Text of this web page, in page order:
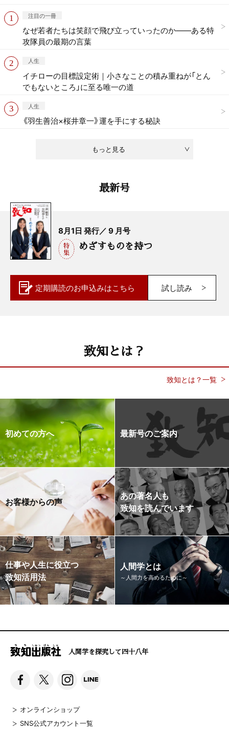
もっと見る
注目の一冊
なぜ若者たちは笑顔で飛び立っていったのか——ある特
攻隊員の最期の言葉
人生
イチローの目標設定術｜小さなことの積み重ねが「とん
でもないところ」に至る唯一の道
人生
《羽生善治×桜井章一》運を手にする秘訣
最新号
8月1日 発行／ 9 月号
めざすものを持つ
定期購読のお申込みはこちら 試し読み
致知とは？
致知とは？一覧
初めての方へ 最新号のご案内
お客様からの声
あの著名人も
致知を読んでいます
仕事や人生に役立つ
致知活用法
人間学とは
～人間力を高めるために～
人間学を探究して四十八年
オンラインショップ
SNS公式アカウント一覧